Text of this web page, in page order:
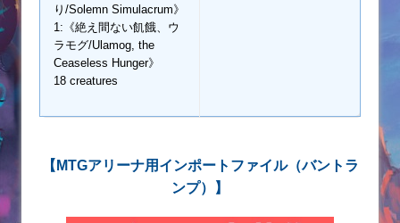
り/Solemn Simulacrum》
1:《絶え間ない飢餓、ウ
ラモグ/Ulamog, the
Ceaseless Hunger》
18 creatures
【MTGアリーナ用インポートファイル（バントラ
ンプ）】